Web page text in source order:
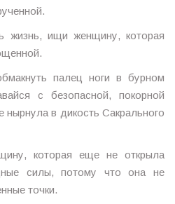
жизнь, ищи женщину, которая
палец ноги в бурном
с безопасной, покорной
в дикость Сакрального
которая еще не открыла
силы, потому что она не
точки.